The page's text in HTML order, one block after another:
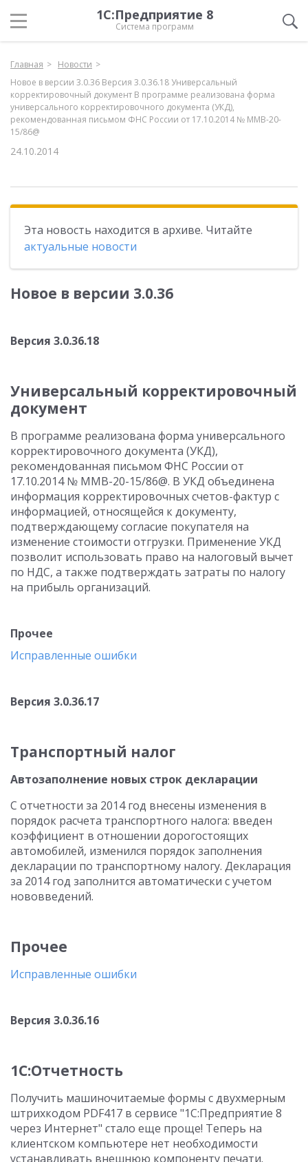
1С:Предприятие 8
Система программ
Главная
Новости
Новое в версии 3.0.36 Версия 3.0.36.18 Универсальный
корректировочный документ В программе реализована форма
универсального корректировочного документа (УКД),
рекомендованная письмом ФНС России от 17.10.2014 № ММВ-20-
15/86@
24.10.2014
Эта новость находится в архиве. Читайте
актуальные новости
Новое в версии 3.0.36
Версия 3.0.36.18
Универсальный корректировочный
документ
В программе реализована форма универсального
корректировочного документа (УКД),
рекомендованная письмом ФНС России от
17.10.2014 № ММВ-20-15/86@. В УКД объединена
информация корректировочных счетов-фактур с
информацией, относящейся к документу,
подтверждающему согласие покупателя на
изменение стоимости отгрузки. Применение УКД
позволит использовать право на налоговый вычет
по НДС, а также подтверждать затраты по налогу
на прибыль организаций.
Прочее
Исправленные ошибки
Версия 3.0.36.17
Транспортный налог
Автозаполнение новых строк декларации
С отчетности за 2014 год внесены изменения в
порядок расчета транспортного налога: введен
коэффициент в отношении дорогостоящих
автомобилей, изменился порядок заполнения
декларации по транспортному налогу. Декларация
за 2014 год заполнится автоматически с учетом
нововведений.
Прочее
Исправленные ошибки
Версия 3.0.36.16
1С:Отчетность
Получить машиночитаемые формы с двухмерным
штрихкодом PDF417 в сервисе "1С:Предприятие 8
через Интернет" стало еще проще! Теперь на
клиентском компьютере нет необходимости
устанавливать внешнюю компоненту печати.